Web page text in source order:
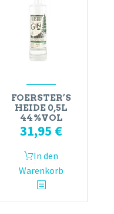
FOERSTER’S
HEIDE 0,5L
44%VOL
31,95 €
In den
Warenkorb